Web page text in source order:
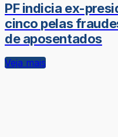
PF indicia ex-
cinco pelas
de aposentados
Veja mais